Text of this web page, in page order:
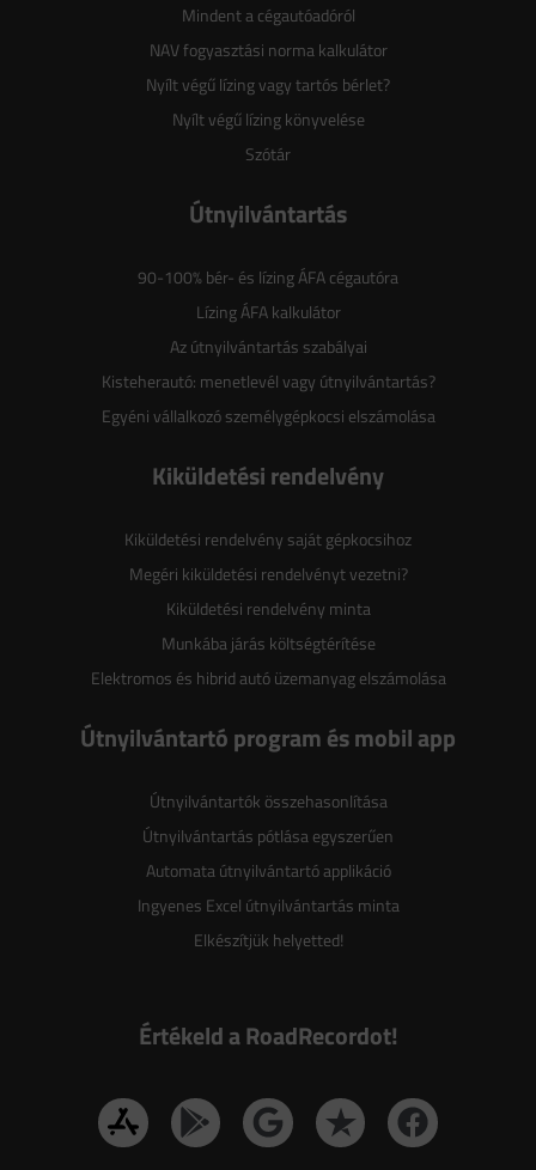
Mindent a cégautóadóról
NAV fogyasztási norma kalkulátor
Nyílt végű lízing vagy tartós bérlet?
Nyílt végű lízing könyvelése
Szótár
Útnyilvántartás
90-100% bér- és lízing ÁFA cégautóra
Lízing ÁFA kalkulátor
Az útnyilvántartás szabályai
Kisteherautó: menetlevél vagy útnyilvántartás?
Egyéni vállalkozó személygépkocsi elszámolása
Kiküldetési rendelvény
Kiküldetési rendelvény saját gépkocsihoz
Megéri kiküldetési rendelvényt vezetni?
Kiküldetési rendelvény minta
Munkába járás költségtérítése
Elektromos és hibrid autó üzemanyag elszámolása
Útnyilvántartó program és mobil app
Útnyilvántartók összehasonlítása
Útnyilvántartás pótlása egyszerűen
Automata útnyilvántartó applikáció
Ingyenes Excel útnyilvántartás minta
Elkészítjük helyetted!
Értékeld a RoadRecordot!